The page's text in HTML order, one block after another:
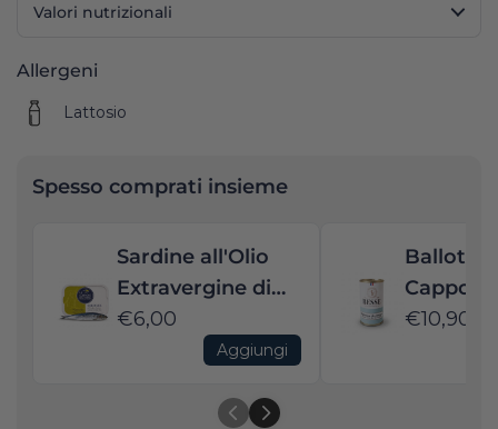
Valori nutrizionali
Allergeni
Lattosio
Spesso comprati insieme
Sardine all'Olio
Extravergine di
Oliva BIO
€6,00
Aggiungi
€10,90